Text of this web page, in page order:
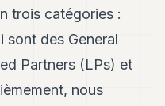
trois catégories :
sont des General
Partners (LPs) et
nous